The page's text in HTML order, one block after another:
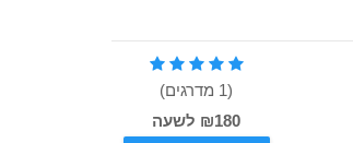
(1 מדרגים)
₪180 לשעה